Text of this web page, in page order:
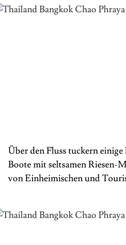
Über den Fluss tuckern
Boote mit seltsamen Riesen-
von Einheimischen und